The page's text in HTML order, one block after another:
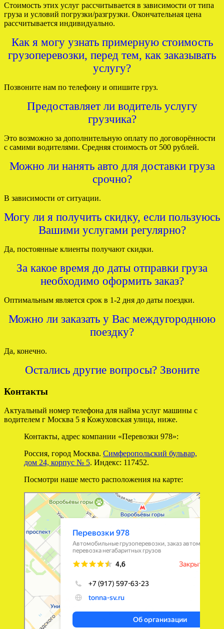
Стоимость этих услуг рассчитывается в зависимости от типа
груза и условий погрузки/разгрузки. Окончательная цена
рассчитывается индивидуально.
Как я могу узнать примерную стоимость
грузоперевозки, перед тем, как заказывать
услугу?
Позвоните нам по телефону и опишите груз.
Предоставляет ли водитель услугу
грузчика?
Это возможно за дополнительную оплату по договорённости
с самими водителями. Средняя стоимость от 500 рублей.
Можно ли нанять авто для доставки груза
срочно?
В зависимости от ситуации.
Могу ли я получить скидку, если пользуюсь
Вашими услугами регулярно?
Да, постоянные клиенты получают скидки.
За какое время до даты отправки груза
необходимо оформить заказ?
Оптимальным является срок в 1-2 дня до даты поездки.
Можно ли заказать у Вас междугороднюю
поездку?
Да, конечно.
Остались другие вопросы? Звоните
Контакты
Актуальный номер телефона для найма услуг машины с
водителем г Москва 5 я Кожуховская улица, ниже.
Контакты, адрес компании «Перевозки 978»:
Россия, город Москва. Симферопольский бульвар,
дом 24, корпус № 5. Индекс: 117452.
Посмотри наше место расположения на карте:
Перевозки 978
Перевозка негабаритных грузов в Москве
Автомобильные грузоперевозки в Москве